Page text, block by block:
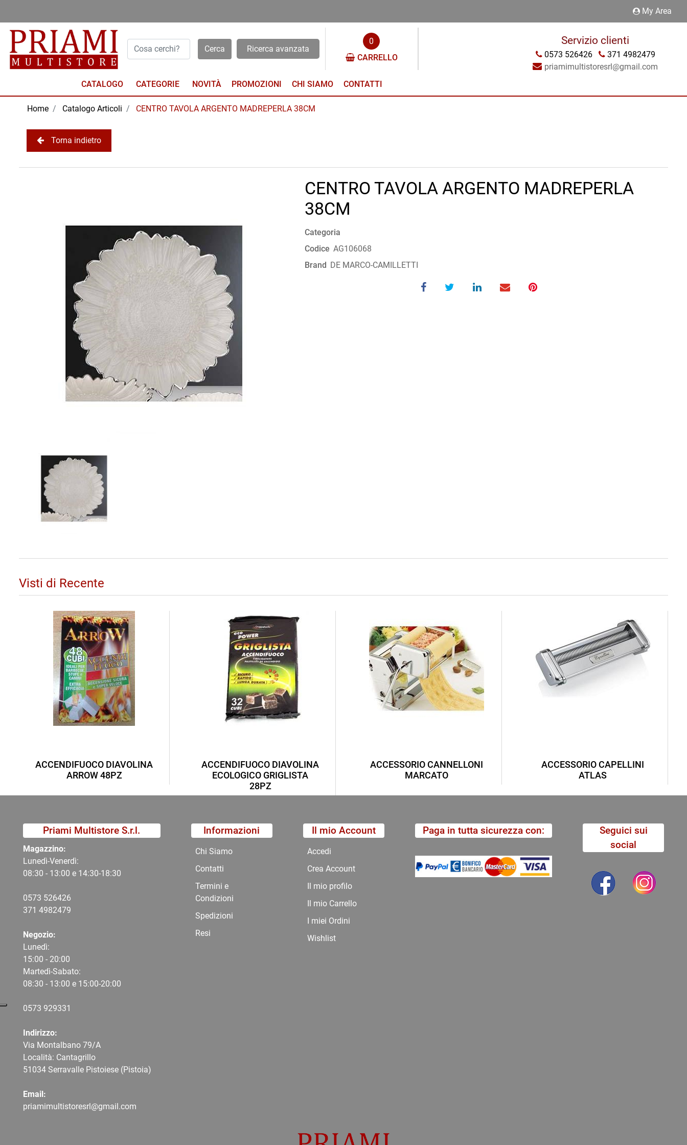
My Area
Ricerca avanzata
0
CARRELLO
Servizio clienti
0573 526426
371 4982479
priamimultistoresrl@gmail.com
CATALOGO
Open menu
NOVITÀ PROMOZIONI CHI SIAMO CONTATTI
Home Catalogo Articoli CENTRO TAVOLA ARGENTO MADREPERLA 38CM
Torna indietro
CENTRO TAVOLA ARGENTO MADREPERLA
38CM
Categoria
Codice AG106068
Brand DE MARCO-CAMILLETTI
Visti di Recente
ACCENDIFUOCO DIAVOLINA
ARROW 48PZ
ACCENDIFUOCO DIAVOLINA
ECOLOGICO GRIGLISTA
28PZ
ACCESSORIO CANNELLONI
MARCATO
ACCESSORIO CAPELLINI
ATLAS
Priami Multistore S.r.l.
Magazzino:
Lunedì-Venerdì:
08:30 - 13:00 e 14:30-18:30
0573 526426
371 4982479
Negozio:
Lunedì:
15:00 - 20:00
Martedì-Sabato:
08:30 - 13:00 e 15:00-20:00
0573 929331
Indirizzo:
Via Montalbano 79/A
Località: Cantagrillo
51034 Serravalle Pistoiese (Pistoia)
Email:
priamimultistoresrl@gmail.com
Informazioni
Chi Siamo
Contatti
Termini e
Condizioni
Spedizioni
Resi
Il mio Account
Accedi
Crea Account
Il mio profilo
Il mio Carrello
I miei Ordini
Wishlist
Paga in tutta sicurezza con:
Seguici sui
social